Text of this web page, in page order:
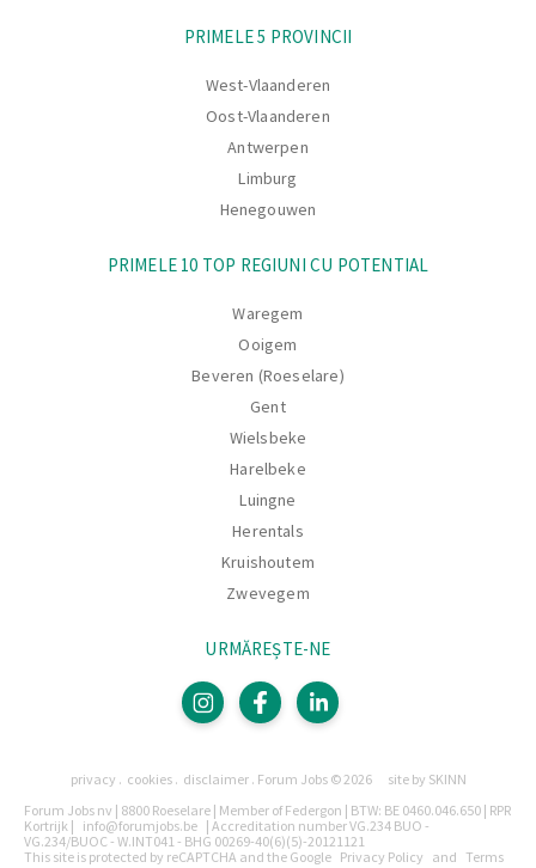
PRIMELE 5 PROVINCII
West-Vlaanderen
Oost-Vlaanderen
Antwerpen
Limburg
Henegouwen
PRIMELE 10 TOP REGIUNI CU POTENTIAL
Waregem
Ooigem
Beveren (Roeselare)
Gent
Wielsbeke
Harelbeke
Luingne
Herentals
Kruishoutem
Zwevegem
URMĂREȘTE-NE
Legal
Pagini
privacy cookies disclaimer Forum Jobs © 2026
site by SKINN
Forum Jobs nv | 8800 Roeselare | Member of Federgon | BTW: BE 0460.046.650 | RPR
Kortrijk | info@forumjobs.be | Accreditation number VG.234 BUO -
VG.234/BUOC - W.INT041 - BHG 00269-40(6)(5)-20121121
This site is protected by reCAPTCHA and the Google Privacy Policy and Terms